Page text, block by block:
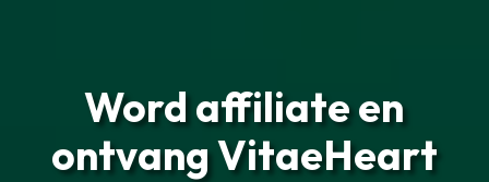
Word affiliate en
ontvang VitaeHeart